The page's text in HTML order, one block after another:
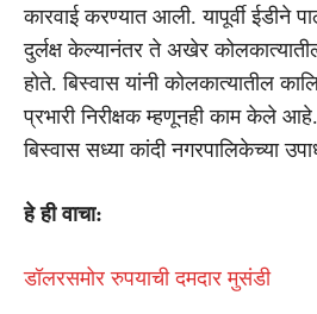
कारवाई करण्यात आली. यापूर्वी
दुर्लक्ष केल्यानंतर ते अखेर
होते. बिस्वास यांनी कोलकात्यातील
प्रभारी निरीक्षक म्हणूनही काम केले आहे.
बिस्वास सध्या कांदी नगरपालिकेच्या
हे ही वाचा:
डॉलरसमोर रुपयाची दमदार मुसंडी